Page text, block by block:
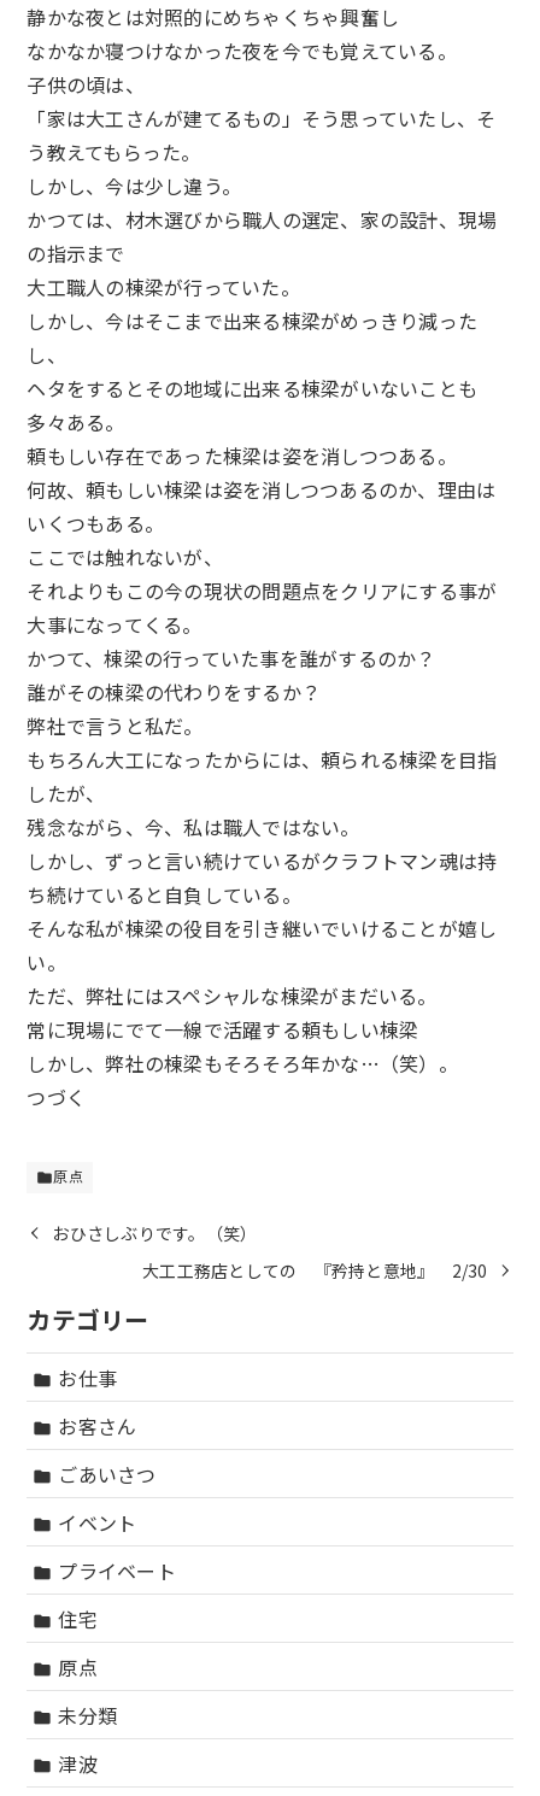
静かな夜とは対照的にめちゃくちゃ興奮し
なかなか寝つけなかった夜を今でも覚えている。
子供の頃は、
「家は大工さんが建てるもの」そう思っていたし、そ
う教えてもらった。
しかし、今は少し違う。
かつては、材木選びから職人の選定、家の設計、現場
の指示まで
大工職人の棟梁が行っていた。
しかし、今はそこまで出来る棟梁がめっきり減った
し、
ヘタをするとその地域に出来る棟梁がいないことも
多々ある。
頼もしい存在であった棟梁は姿を消しつつある。
何故、頼もしい棟梁は姿を消しつつあるのか、理由は
いくつもある。
ここでは触れないが、
それよりもこの今の現状の問題点をクリアにする事が
大事になってくる。
かつて、棟梁の行っていた事を誰がするのか？
誰がその棟梁の代わりをするか？
弊社で言うと私だ。
もちろん大工になったからには、頼られる棟梁を目指
したが、
残念ながら、今、私は職人ではない。
しかし、ずっと言い続けているがクラフトマン魂は持
ち続けていると自負している。
そんな私が棟梁の役目を引き継いでいけることが嬉し
い。
ただ、弊社にはスペシャルな棟梁がまだいる。
常に現場にでて一線で活躍する頼もしい棟梁
しかし、弊社の棟梁もそろそろ年かな…（笑）。
つづく
folder原点
おひさしぶりです。（笑）
大工工務店としての 『矜持と意地』 2/30
カテゴリー
folder お仕事
folder お客さん
folder ごあいさつ
folder イベント
folder プライベート
folder 住宅
folder 原点
folder 未分類
folder 津波